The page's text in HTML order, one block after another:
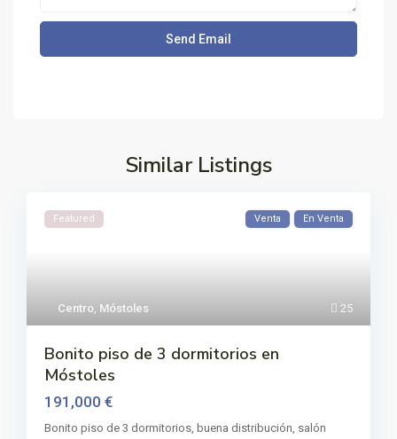
Similar Listings
25
Centro, Móstoles
Featured Venta En Venta
Bonito piso de 3 dormitorios en
Móstoles
191,000 €
Bonito piso de 3 dormitorios, buena distribución, salón